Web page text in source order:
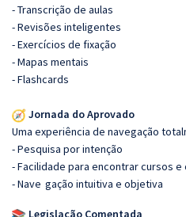
- Transcrição de aulas
- Revisões inteligentes
- Exercícios de fixação
- Mapas mentais
- Flashcards
Jornada do Aprovado
Uma experiência de navegação
- Pesquisa por intenção
- Facilidade para encontrar cursos
- Nave gação intuitiva e objetiva
Legislação Comentada